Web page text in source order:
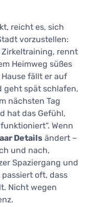
reicht es, sich
vorzustellen:
rennt
Heimweg süßes
Hause fällt er auf
geht spät schlafen,
nächsten Tag
hat das Gefühl,
Wenn
Details ändert –
und nach,
Spaziergang und
oft, dass
Nicht wegen